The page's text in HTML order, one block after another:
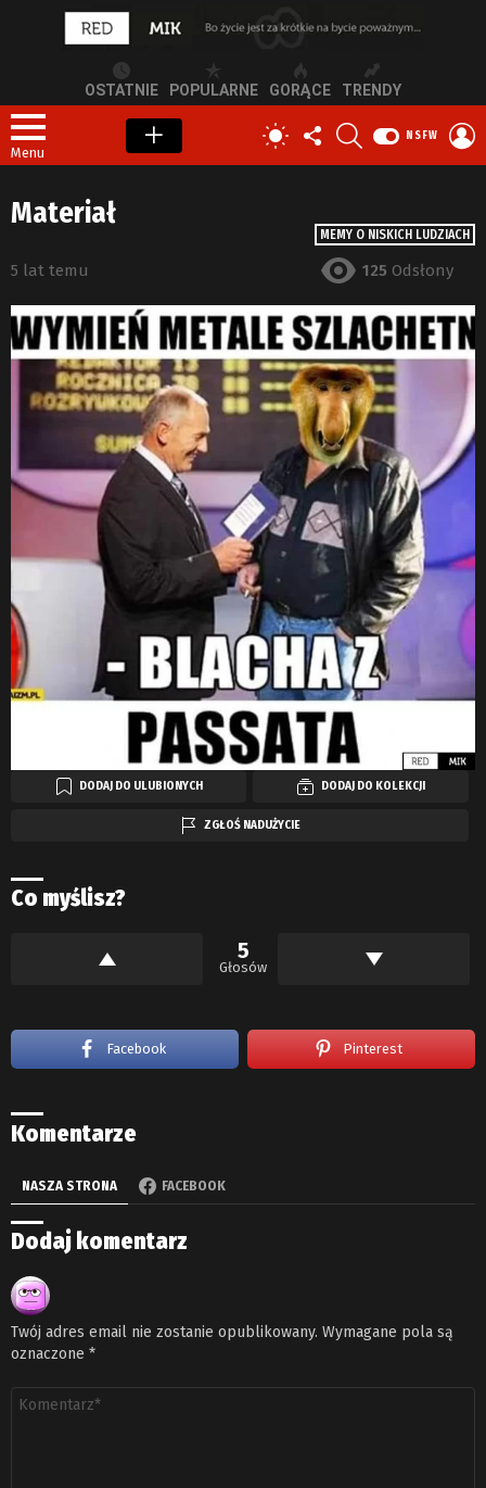
OSTATNIE POPULARNE GORĄCE TRENDY
Menu
PRZEŁĄCZ
SKÓRKĘ
OBSERWUJ
NAS
NSFW
MEMY O NISKICH LUDZIACH
Materiał
5 lat temu 125 Odsłony
DODAJ DO ULUBIONYCH DODAJ DO KOLEKCJI
ZGŁOŚ NADUŻYCIE
Co myślisz?
5
Głosów
Facebook Pinterest
Komentarze
NASZA STRONA FACEBOOK
Dodaj komentarz
Twój adres email nie zostanie opublikowany. Wymagane pola są
oznaczone *